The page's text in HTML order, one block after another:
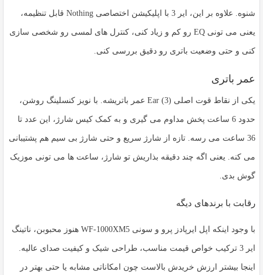
شنوه. علاوه بر این، ایر 3 با اپلیکیشن اختصاصی Nothing قابل تنظیمه،
یعنی می تونی EQ رو کم و زیاد کنی، کنترل های لمسی رو شخصی سازی
کنی و حتی وضعیت باتری رو دقیق بررسی کنی.
عمر باتری
یکی از نقاط قوت اصلی Ear (3) عمر باتریشه. با نویز کنسلینگ روشن،
حدود 6 ساعت پخش مداوم می گیری و به کمک کیس شارژ، این عدد تا
36 ساعت می رسه. تازه از شارژ سریع و حتی شارژ بی سیم هم پشتیبانی
می کنه. یعنی اگه چند دقیقه بذاریش تو شارژ، ساعت ها می تونی موزیک
گوش بدی.
رقابت با برندهای دیگه
با وجود اینکه اپل ایرپادز پرو و سونی WF-1000XM5 هنوز محبوبن، ناتینگ
ایر 3 ترکیب خواص قیمت مناسب، طراحی شیک و کیفیت صدای عالیه.
اینجا بیشتر ارزش خریدش بالاست چون امکاناتی مشابه یا حتی بهتر در